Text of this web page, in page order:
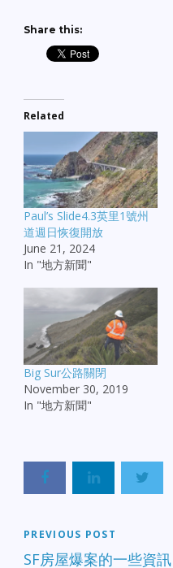
Share this:
Related
Paul’s Slide4.3英里1號州
道週日恢復開放
June 21, 2024
In "地方新聞"
Big Sur公路關閉
November 30, 2019
In "地方新聞"
PREVIOUS POST
SF房屋爆案的一些資訊